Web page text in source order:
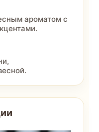
ароматом с